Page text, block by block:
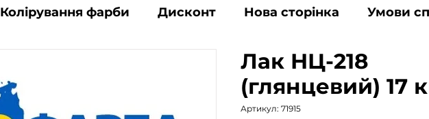
Колірування фарби Дисконт Нова сторінка Умови
Лак НЦ-218
(глянцевий) 17
Артикул: 71915